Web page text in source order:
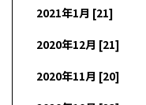
2021年1月 [21]
2020年12月 [21]
2020年11月 [20]